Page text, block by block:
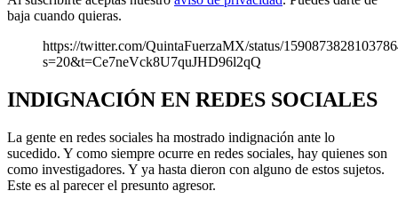
baja cuando quieras.
https://twitter.com/QuintaFuerzaMX/status/
s=20&t=Ce7neVck8U7quJHD96l2qQ
INDIGNACIÓN EN REDES SOCIALES
La gente en redes sociales ha mostrado indignación ante lo
sucedido. Y como siempre ocurre en redes sociales, hay quienes son
como investigadores. Y ya hasta dieron con alguno de estos sujetos.
Este es al parecer el presunto agresor.